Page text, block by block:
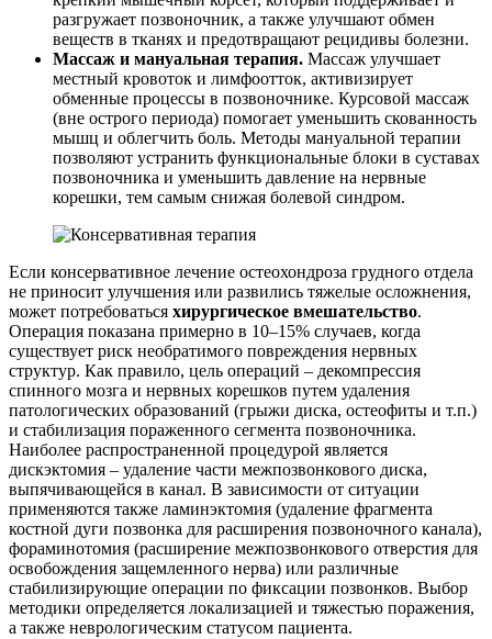
разгружает позвоночник, а также улучшают обмен
веществ в тканях и предотвращают рецидивы болезни.
Массаж и мануальная терапия. Массаж улучшает
местный кровоток и лимфоотток, активизирует
обменные процессы в позвоночнике. Курсовой массаж
(вне острого периода) помогает уменьшить скованность
мышц и облегчить боль. Методы мануальной терапии
позволяют устранить функциональные блоки в суставах
позвоночника и уменьшить давление на нервные
корешки, тем самым снижая болевой синдром.
Если консервативное лечение остеохондроза грудного отдела
не приносит улучшения или развились тяжелые осложнения,
может потребоваться хирургическое вмешательство.
Операция показана примерно в 10–15% случаев, когда
существует риск необратимого повреждения нервных
структур. Как правило, цель операций – декомпрессия
спинного мозга и нервных корешков путем удаления
патологических образований (грыжи диска, остеофиты и т.п.)
и стабилизация пораженного сегмента позвоночника.
Наиболее распространенной процедурой является
дискэктомия – удаление части межпозвонкового диска,
выпячивающейся в канал. В зависимости от ситуации
применяются также ламинэктомия (удаление фрагмента
костной дуги позвонка для расширения позвоночного канала),
фораминотомия (расширение межпозвонкового отверстия для
освобождения защемленного нерва) или различные
стабилизирующие операции по фиксации позвонков. Выбор
методики определяется локализацией и тяжестью поражения,
а также неврологическим статусом пациента.